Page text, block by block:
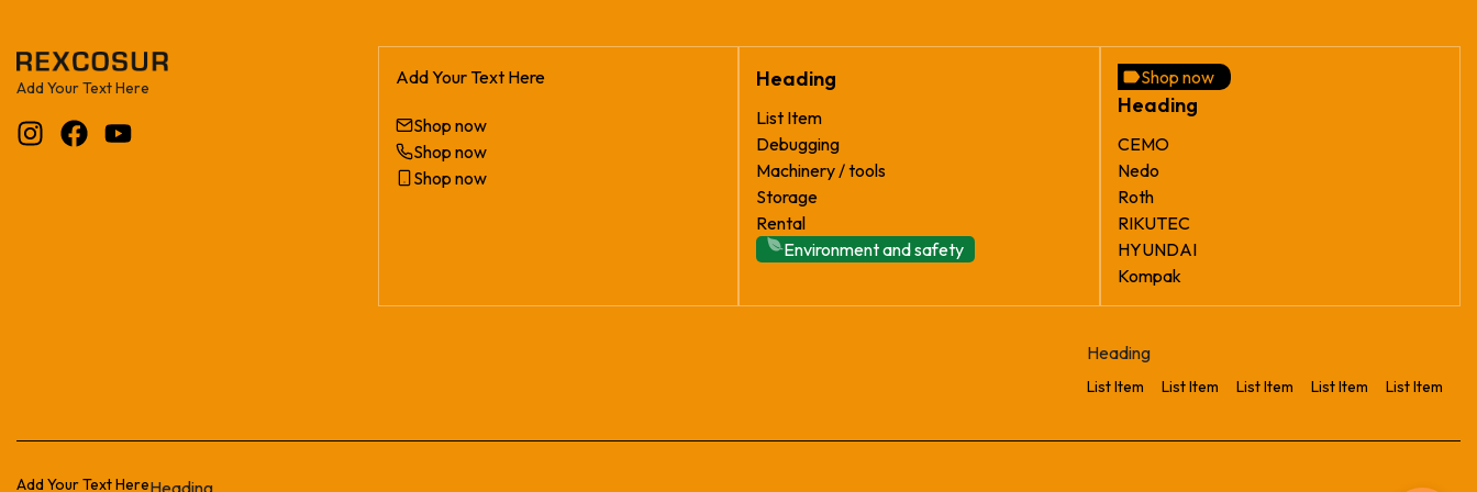
Add Your Text Here Add Your Text Here
Shop now
Shop now
Shop now
Heading
List Item
Debugging
Machinery / tools
Storage
Rental
Environment and safety
Shop now
Heading
CEMO
Nedo
Roth
RIKUTEC
HYUNDAI
Kompak
Heading
List Item List Item List Item List Item List Item
Add Your Text HereHeading